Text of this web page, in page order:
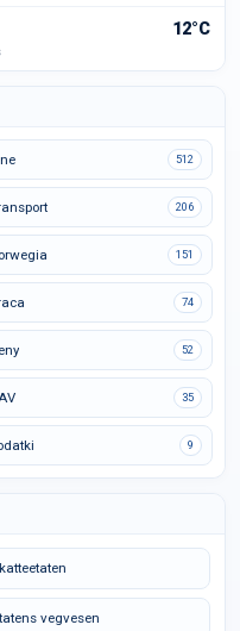
12°C
512
206
151
74
52
35
9
vegvesen